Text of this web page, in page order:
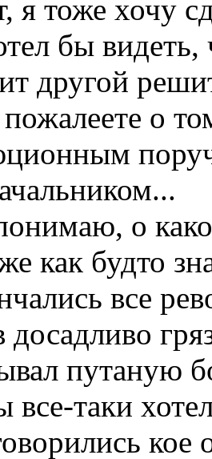
я тоже хочу
бы видеть,
другой
о
о
как будто
все
досадливо
путаную
таки
кое